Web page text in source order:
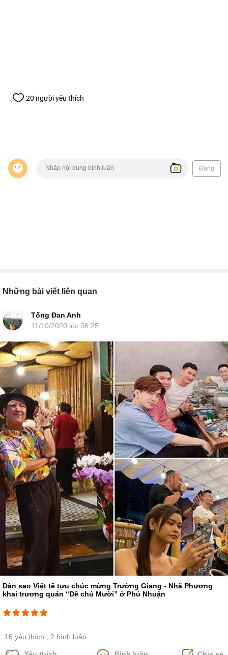
20 người yêu thích
Đăng
Những bài viết liên quan
Tống Đan Anh
11/10/2020 lúc 06:25
Dàn sao Việt tề tựu chúc mừng Trường Giang - Nhã Phương
khai trương quán “Dê chú Mười” ở Phú Nhuận
16 yêu thích , 2 bình luận